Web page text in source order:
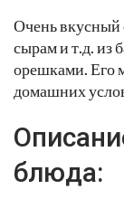
Очень вкусный
сырам и т.д. из
орешками. Его
домашних
блюда: